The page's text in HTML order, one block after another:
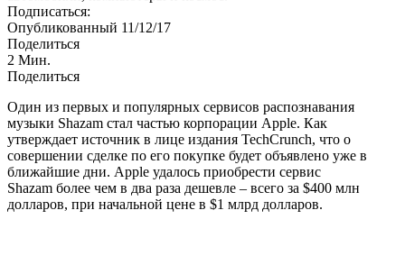
Подписаться:
Опубликованный 11/12/17
Поделиться
2 Мин.
Поделиться
Один из первых и популярных сервисов распознавания
музыки Shazam стал частью корпорации Apple. Как
утверждает источник в лице издания TechCrunch, что о
совершении сделке по его покупке будет объявлено уже в
ближайшие дни. Apple удалось приобрести сервис
Shazam более чем в два раза дешевле – всего за $400 млн
долларов, при начальной цене в $1 млрд долларов.